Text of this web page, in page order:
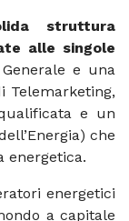
struttura
alle singole
e una
Telemarketing,
e un
che
energetica.
energetici
a capitale